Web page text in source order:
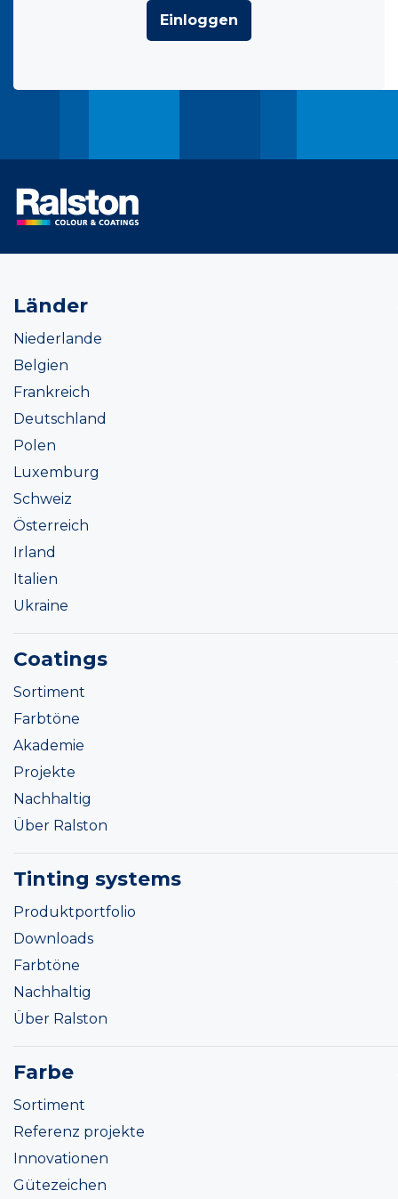
Einloggen
Länder
Niederlande
Belgien
Frankreich
Deutschland
Polen
Luxemburg
Schweiz
Österreich
Irland
Italien
Ukraine
Coatings
Sortiment
Farbtöne
Akademie
Projekte
Nachhaltig
Über Ralston
Tinting systems
Produktportfolio
Downloads
Farbtöne
Nachhaltig
Über Ralston
Farbe
Sortiment
Referenz projekte
Innovationen
Gütezeichen